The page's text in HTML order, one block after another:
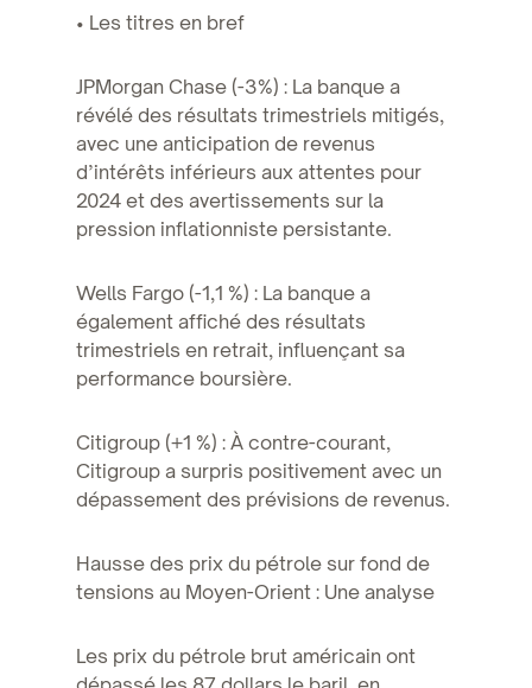
• Les titres en bref
JPMorgan Chase (-3%) : La banque a
révélé des résultats trimestriels mitigés,
avec une anticipation de revenus
d’intérêts inférieurs aux attentes pour
2024 et des avertissements sur la
pression inflationniste persistante.
Wells Fargo (-1,1 %) : La banque a
également affiché des résultats
trimestriels en retrait, influençant sa
performance boursière.
Citigroup (+1 %) : À contre-courant,
Citigroup a surpris positivement avec un
dépassement des prévisions de revenus.
Hausse des prix du pétrole sur fond de
tensions au Moyen-Orient : Une analyse
Les prix du pétrole brut américain ont